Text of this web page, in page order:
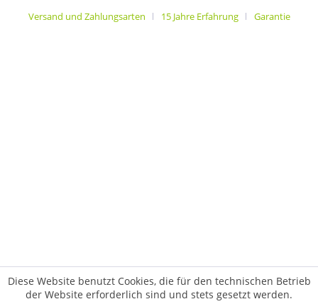
Versand und Zahlungsarten
15 Jahre Erfahrung Garantie
Diese Website benutzt Cookies, die für den technischen Betrieb
der Website erforderlich sind und stets gesetzt werden.